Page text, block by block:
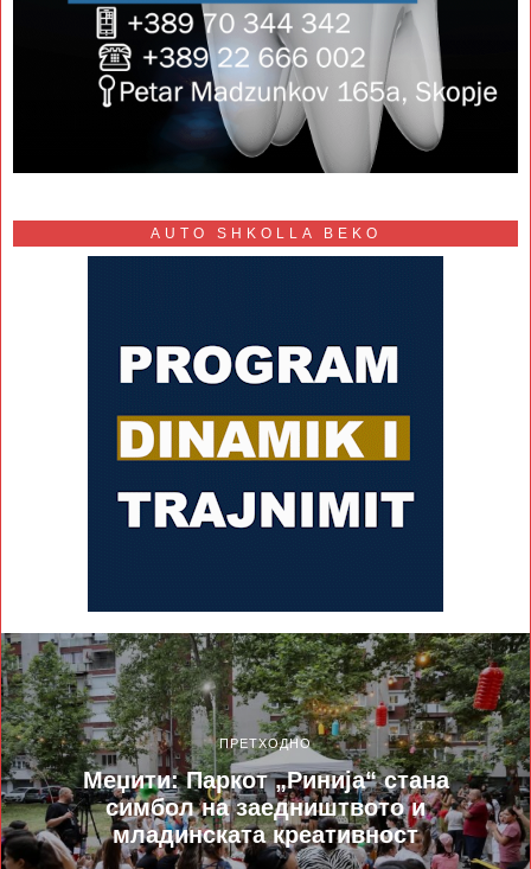
AUTO SHKOLLA BEKO
ПРЕТХОДНО
Меџити: Паркот „Ринија“ стана
симбол на заедништвото и
младинската креативност